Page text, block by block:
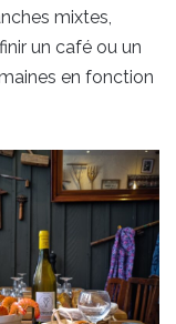
mixtes,
un café ou un
en fonction